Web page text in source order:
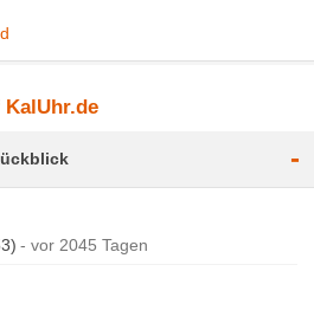
KalUhr.de
-
vor 2045 Tagen